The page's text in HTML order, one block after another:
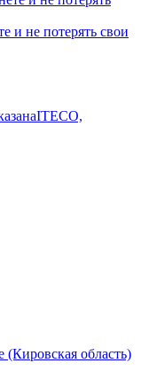
и не потерять свои
ITECO,
область)